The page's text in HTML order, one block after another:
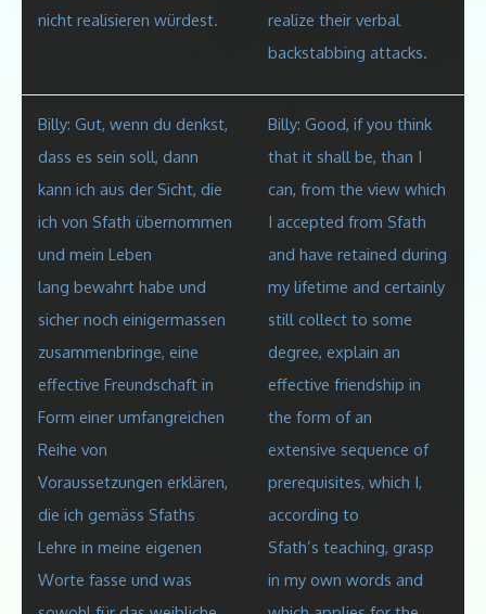
nicht realisieren würdest.
realize their verbal
backstabbing attacks.
Billy: Gut, wenn du denkst,
dass es sein soll, dann
kann ich aus der Sicht, die
ich von Sfath übernommen
und mein Leben
lang bewahrt habe und
sicher noch einigermassen
zusammenbringe, eine
effective Freundschaft in
Form einer umfangreichen
Reihe von
Voraussetzungen erklären,
die ich gemäss Sfaths
Lehre in meine eigenen
Worte fasse und was
Billy: Good, if you think
that it shall be, than I
can, from the view which
I accepted from Sfath
and have retained during
my lifetime and certainly
still collect to some
degree, explain an
effective friendship in
the form of an
extensive sequence of
prerequisites, which I,
according to
Sfath’s teaching, grasp
in my own words and